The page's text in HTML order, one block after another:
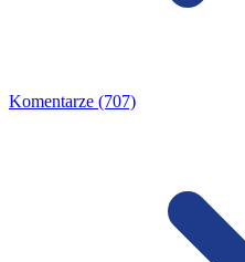
Komentarze (707)